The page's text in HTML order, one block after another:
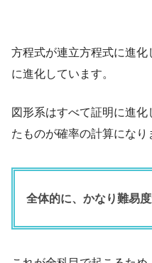
方程式が連立方程式に進
に進化しています。
図形系はすべて証明に進
たものが確率の計算になり
全体的に、かなり難易